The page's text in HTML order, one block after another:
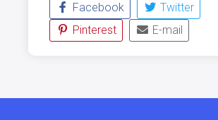
Facebook
Twitter
Pinterest
E-mail